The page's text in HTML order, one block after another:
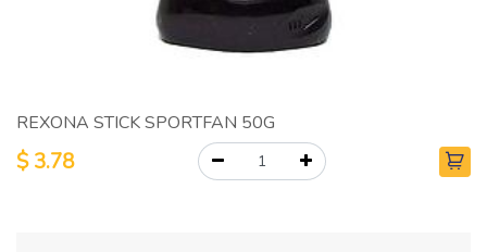
REXONA STICK SPORTFAN 50G
$3.78